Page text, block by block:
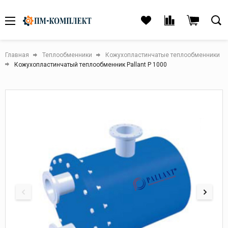
Главная Теплообменники
Кожухопластинчатые теплообменники
Кожухопластинчатый теплообменник Pallant P 1000